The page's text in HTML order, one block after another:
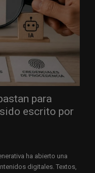
para
escrito por
ha abierto una
digitales. Textos,